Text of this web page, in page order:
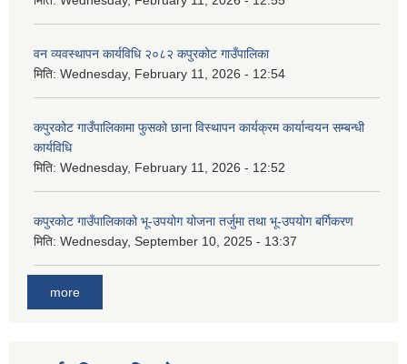
वन व्यवस्थापन कार्यविधि २०८२ कपुरकोट गाउँपालिका
मिति: Wednesday, February 11, 2026 - 12:54
कपुरकोट गाउँपालिकामा फुसको छाना विस्थापन कार्यक्रम कार्यान्वयन सम्बन्धी
कार्यविधि
मिति: Wednesday, February 11, 2026 - 12:52
कपुरकोट गाउँपालिकाको भू-उपयोग योजना तर्जुमा तथा भू-उपयोग बर्गिकरण
मिति: Wednesday, September 10, 2025 - 13:37
more